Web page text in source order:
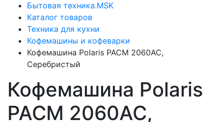
Бытовая техника.MSK
Каталог товаров
Техника для кухни
Кофемашины и кофеварки
Кофемашина Polaris PACM 2060AC,
Серебристый
Кофемашина Polaris
PACM 2060AC,